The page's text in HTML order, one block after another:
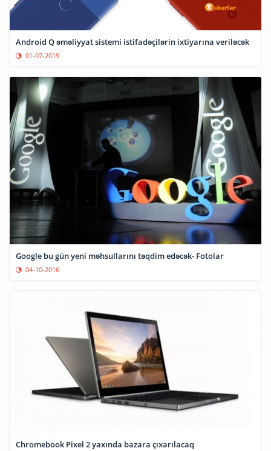
Android Q əməliyyat sistemi istifadəçilərin ixtiyarına veriləcək
01-07-2019
Google bu gün yeni məhsullarını təqdim edəcək- Fotolar
04-10-2016
Chromebook Pixel 2 yaxında bazara çıxarılacaq